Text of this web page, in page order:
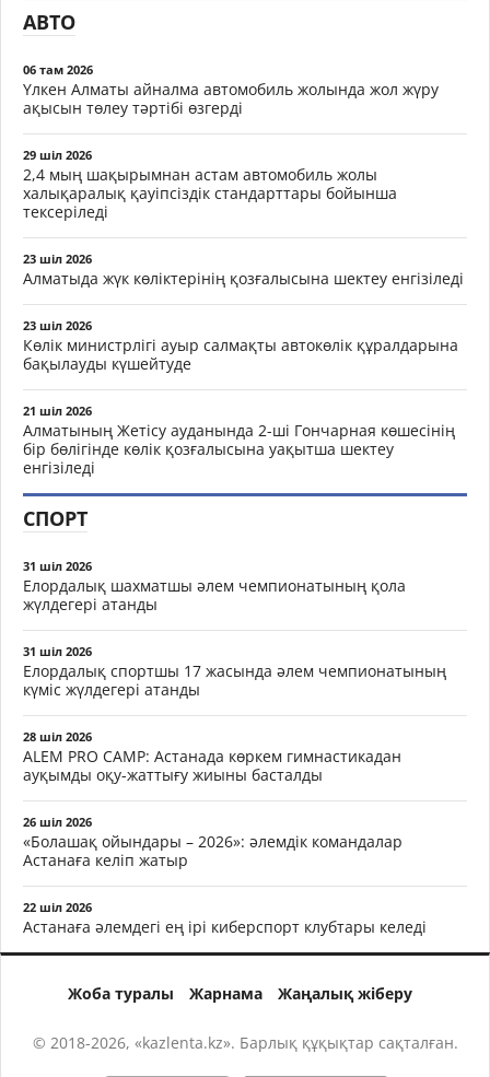
АВТО
06 там 2026
Үлкен Алматы айналма автомобиль жолында жол жүру
ақысын төлеу тәртібі өзгерді
29 шіл 2026
2,4 мың шақырымнан астам автомобиль жолы
халықаралық қауіпсіздік стандарттары бойынша
тексеріледі
23 шіл 2026
Алматыда жүк көліктерінің қозғалысына шектеу енгізіледі
23 шіл 2026
Көлік министрлігі ауыр салмақты автокөлік құралдарына
бақылауды күшейтуде
21 шіл 2026
Алматының Жетісу ауданында 2-ші Гончарная көшесінің
бір бөлігінде көлік қозғалысына уақытша шектеу
енгізіледі
СПОРТ
31 шіл 2026
Елордалық шахматшы әлем чемпионатының қола
жүлдегері атанды
31 шіл 2026
Елордалық спортшы 17 жасында әлем чемпионатының
күміс жүлдегері атанды
28 шіл 2026
ALEM PRO CAMP: Астанада көркем гимнастикадан
ауқымды оқу-жаттығу жиыны басталды
26 шіл 2026
«Болашақ ойындары – 2026»: әлемдік командалар
Астанаға келіп жатыр
22 шіл 2026
Астанаға әлемдегі ең ірі киберспорт клубтары келеді
Жоба туралы Жарнама Жаңалық жіберу
© 2018-2026, «kazlenta.kz». Барлық құқықтар сақталған.